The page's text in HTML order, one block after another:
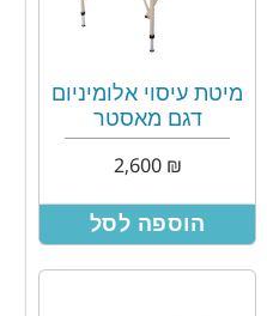
מיטת עיסוי אלומיניום
דגם מאסטר
₪
2,600
הוספה לסל